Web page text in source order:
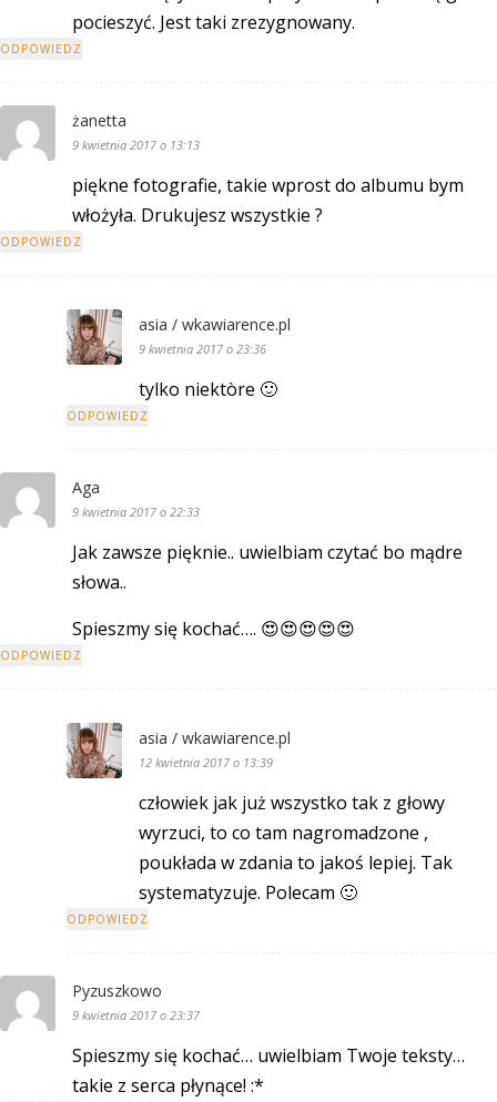
pocieszyć. Jest taki zrezygnowany.
ODPOWIEDZ
żanetta
9 kwietnia 2017 o 13:13
piękne fotografie, takie wprost do albumu bym
włożyła. Drukujesz wszystkie ?
ODPOWIEDZ
asia / wkawiarence.pl
9 kwietnia 2017 o 23:36
tylko niektòre 🙂
ODPOWIEDZ
Aga
9 kwietnia 2017 o 22:33
Jak zawsze pięknie.. uwielbiam czytać bo mądre
słowa..
Spieszmy się kochać…. 😍😍😍😍😍
ODPOWIEDZ
asia / wkawiarence.pl
12 kwietnia 2017 o 13:39
człowiek jak już wszystko tak z głowy
wyrzuci, to co tam nagromadzone ,
poukłada w zdania to jakoś lepiej. Tak
systematyzuje. Polecam 🙂
ODPOWIEDZ
Pyzuszkowo
9 kwietnia 2017 o 23:37
Spieszmy się kochać… uwielbiam Twoje teksty…
takie z serca płynące! :*